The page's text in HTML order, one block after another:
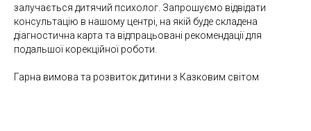
залучається дитячий психолог. Запрошуємо відвідати
консультацію в нашому центрі, на якій буде складена
діагностична карта та відпрацьовані рекомендації для
подальшої корекційної роботи.
Гарна вимова та розвиток дитини з Казковим світом